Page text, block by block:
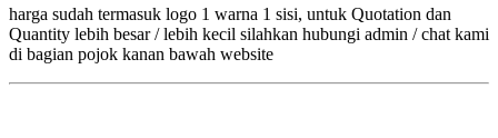
harga sudah termasuk logo 1 warna 1 sisi, untuk Quotation dan
Quantity lebih besar / lebih kecil silahkan hubungi admin / chat kami
di bagian pojok kanan bawah website